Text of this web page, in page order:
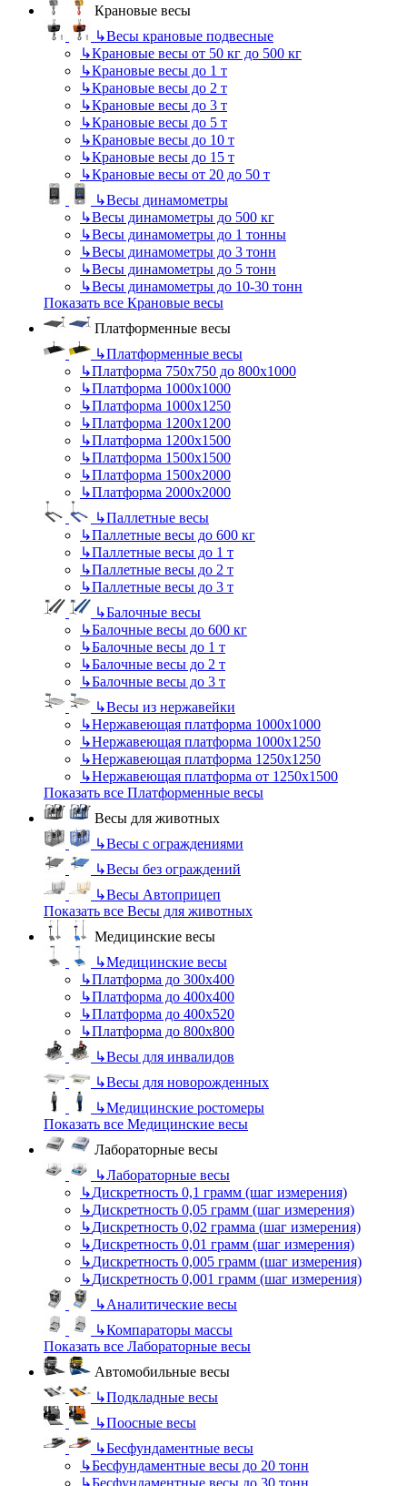
Крановые весы
↳Весы крановые подвесные
↳Крановые весы от 50 кг до 500 кг
↳Крановые весы до 1 т
↳Крановые весы до 2 т
↳Крановые весы до 3 т
↳Крановые весы до 5 т
↳Крановые весы до 10 т
↳Крановые весы до 15 т
↳Крановые весы от 20 до 50 т
↳Весы динамометры
↳Весы динамометры до 500 кг
↳Весы динамометры до 1 тонны
↳Весы динамометры до 3 тонн
↳Весы динамометры до 5 тонн
↳Весы динамометры до 10-30 тонн
Показать все Крановые весы
Платформенные весы
↳Платформенные весы
↳Платформа 750х750 до 800х1000
↳Платформа 1000х1000
↳Платформа 1000х1250
↳Платформа 1200х1200
↳Платформа 1200х1500
↳Платформа 1500х1500
↳Платформа 1500х2000
↳Платформа 2000х2000
↳Паллетные весы
↳Паллетные весы до 600 кг
↳Паллетные весы до 1 т
↳Паллетные весы до 2 т
↳Паллетные весы до 3 т
↳Балочные весы
↳Балочные весы до 600 кг
↳Балочные весы до 1 т
↳Балочные весы до 2 т
↳Балочные весы до 3 т
↳Весы из нержавейки
↳Нержавеющая платформа 1000х1000
↳Нержавеющая платформа 1000х1250
↳Нержавеющая платформа 1250х1250
↳Нержавеющая платформа от 1250х1500
Показать все Платформенные весы
Весы для животных
↳Весы с ограждениями
↳Весы без ограждений
↳Весы Автоприцеп
Показать все Весы для животных
Медицинские весы
↳Медицинские весы
↳Платформа до 300х400
↳Платформа до 400х400
↳Платформа до 400х520
↳Платформа до 800х800
↳Весы для инвалидов
↳Весы для новорожденных
↳Медицинские ростомеры
Показать все Медицинские весы
Лабораторные весы
↳Лабораторные весы
↳Дискретность 0,1 грамм (шаг измерения)
↳Дискретность 0,05 грамм (шаг измерения)
↳Дискретность 0,02 грамма (шаг измерения)
↳Дискретность 0,01 грамм (шаг измерения)
↳Дискретность 0,005 грамм (шаг измерения)
↳Дискретность 0,001 грамм (шаг измерения)
↳Аналитические весы
↳Компараторы массы
Показать все Лабораторные весы
Автомобильные весы
↳Подкладные весы
↳Поосные весы
↳Бесфундаментные весы
↳Бесфундаментные весы до 20 тонн
↳Бесфундаментные весы до 30 тонн